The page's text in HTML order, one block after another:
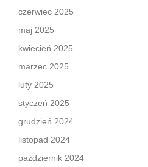
czerwiec 2025
maj 2025
kwiecień 2025
marzec 2025
luty 2025
styczeń 2025
grudzień 2024
listopad 2024
październik 2024